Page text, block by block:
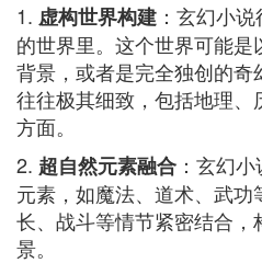
1. 虚构世界构建 ：玄幻小
的世界里。这个世界可能
背景，或者是完全独创的
往往极其细致，包括地理
方面。
2. 超自然元素融合 ：玄幻
元素，如魔法、道术、武
长、战斗等情节紧密结合
景。